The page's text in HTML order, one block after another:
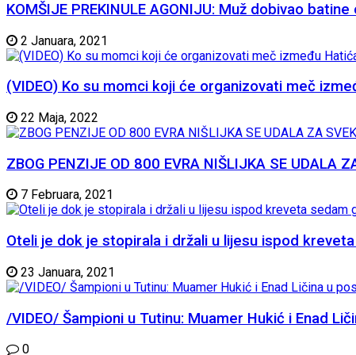
KOMŠIJE PREKINULE AGONIJU: Muž dobivao
2 Januara, 2021
(VIDEO) Ko su momci koji će organizovati meč
22 Maja, 2022
ZBOG PENZIJE OD 800 EVRA NIŠLIJKA SE
7 Februara, 2021
Oteli je dok je stopirala i držali u lijesu ispod
23 Januara, 2021
/VIDEO/ Šampioni u Tutinu: Muamer Hukić i Enad
0